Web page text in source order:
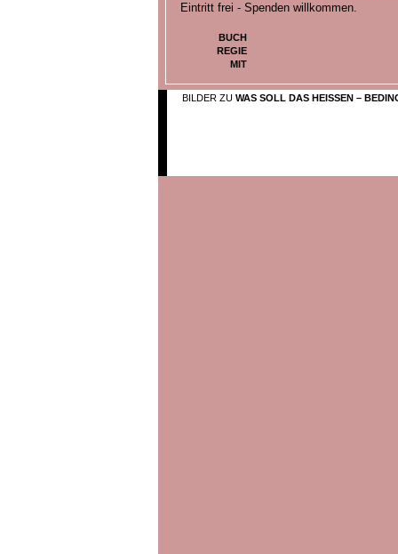
Eintritt frei - Spenden willkommen.
BUCH
REGIE
MIT
BILDER ZU WAS SOLL DAS HEISSEN –